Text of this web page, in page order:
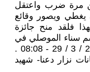
مرة ضرب واعتقل
يغطي ويصور وقائع
فلقد منح جائزة
سناء الموصلي في
الحوار المتمدن - العدد: 788 - 2004 / 3 / 29 - 08:08 .
نزار دعنا- شهيد